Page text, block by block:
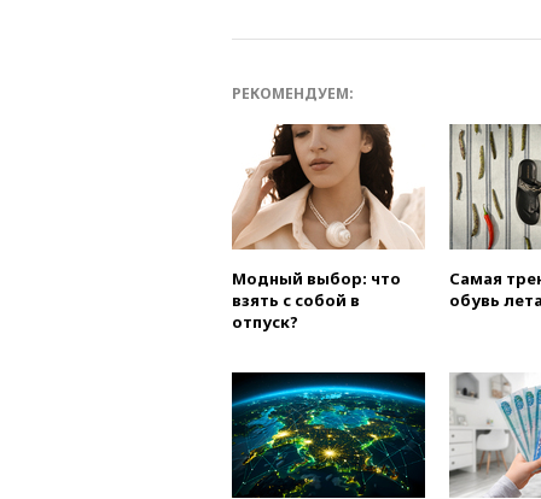
РЕКОМЕНДУЕМ:
Модный выбор: что
взять с собой в
отпуск?
Самая
обувь